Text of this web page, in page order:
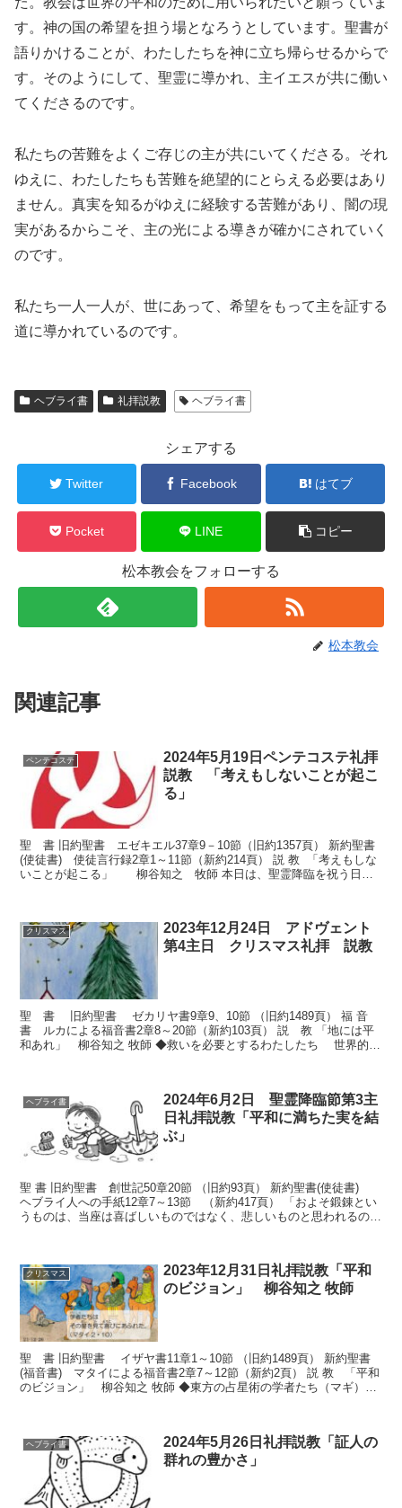
す。神の国の希望を担う場となろうとしています。聖書が
語りかけることが、わたしたちを神に立ち帰らせるからで
す。そのようにして、聖霊に導かれ、主イエスが共に働い
てくださるのです。
私たちの苦難をよくご存じの主が共にいてくださる。それ
ゆえに、わたしたちも苦難を絶望的にとらえる必要はあり
ません。真実を知るがゆえに経験する苦難があり、闇の現
実があるからこそ、主の光による導きが確かにされていく
のです。
私たち一人一人が、世にあって、希望をもって主を証する
道に導かれているのです。
ヘブライ書 礼拝説教 ヘブライ書
シェアする
Twitter Facebook はてブ
Pocket LINE コピー
松本教会をフォローする
松本教会
関連記事
ペンテコステ
2024年5月19日ペンテコステ礼拝
説教 「考えもしないことが起こ
る」
聖 書 旧約聖書 エゼキエル37章9－10節（旧約1357頁） 新約聖書
(使徒書) 使徒言行録2章1～11節（新約214頁） 説 教 「考えもしな
いことが起こる」 柳谷知之 牧師 本日は、聖霊降臨を祝う日で
クリスマス
2023年12月24日 アドヴェント
第4主日 クリスマス礼拝 説教
聖 書 旧約聖書 ゼカリヤ書9章9、10節 （旧約1489頁） 福 音
書 ルカによる福音書2章8～20節（新約103頁） 説 教 「地には平
和あれ」 柳谷知之 牧師 ◆救いを必要とするわたしたち 世界的な
ヘブライ書
2024年6月2日 聖霊降臨節第3主
日礼拝説教「平和に満ちた実を結
ぶ」
聖 書 旧約聖書 創世記50章20節 （旧約93頁） 新約聖書(使徒書)
ヘブライ人への手紙12章7～13節 （新約417頁） 「およそ鍛錬とい
うものは、当座は喜ばしいものではなく、悲しいものと思われるので
クリスマス
2023年12月31日礼拝説教「平和
のビジョン」 柳谷知之 牧師
聖 書 旧約聖書 イザヤ書11章1～10節 （旧約1489頁） 新約聖書
(福音書) マタイによる福音書2章7～12節（新約2頁） 説 教 「平和
のビジョン」 柳谷知之 牧師 ◆東方の占星術の学者たち（マギ）の
ヘブライ書
2024年5月26日礼拝説教「証人の
群れの豊かさ」